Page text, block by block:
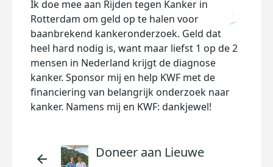
Ik doe mee aan Rijden tegen Kanker in
Rotterdam om geld op te halen voor
baanbrekend kankeronderzoek. Geld dat
heel hard nodig is, want maar liefst 1 op de 2
mensen in Nederland krijgt de diagnose
kanker. Sponsor mij en help KWF met de
financiering van belangrijk onderzoek naar
kanker. Namens mij en KWF: dankjewel!
arrow_back Doneer aan Lieuwe